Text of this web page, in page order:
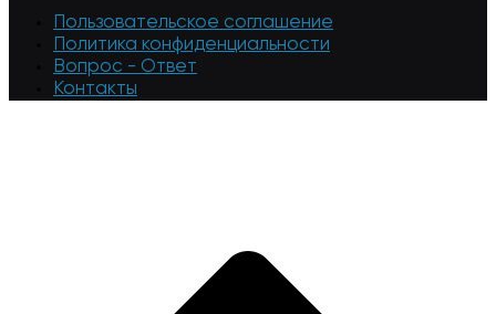
Пользовательское соглашение
Политика конфиденциальности
Вопрос - Ответ
Контакты